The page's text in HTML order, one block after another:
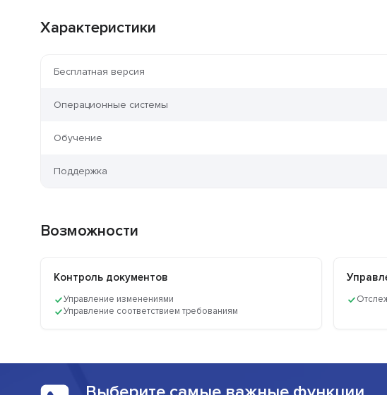
Характеристики
Бесплатная версия
Операционные системы
Обучение
Поддержка
Возможности
Контроль документов
Управление изменениями
Управление соответствием требованиям